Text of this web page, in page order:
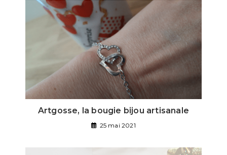
Artgosse, la bougie bijou artisanale
25 mai 2021